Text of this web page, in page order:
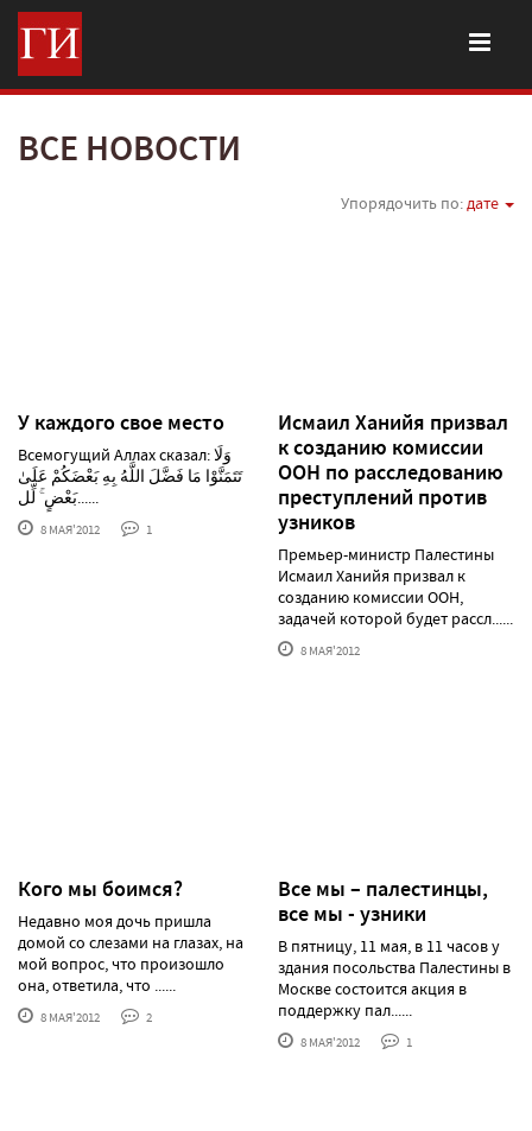
ВСЕ НОВОСТИ
Упорядочить по:дате
У каждого свое место
Всемогущий Аллах сказал: وَلَا
تَتَمَنَّوْا مَا فَضَّلَ اللَّهُ بِهِ بَعْضَكُمْ عَلَىٰ
بَعْضٍ ۚ لِّل......
8 МАЯ'2012 1
Исмаил Ханийя призвал
к созданию комиссии
ООН по расследованию
преступлений против
узников
Премьер-министр Палестины
Исмаил Ханийя призвал к
созданию комиссии ООН,
задачей которой будет рассл......
8 МАЯ'2012
Кого мы боимся?
Недавно моя дочь пришла
домой со слезами на глазах, на
мой вопрос, что произошло
она, ответила, что ......
8 МАЯ'2012 2
Все мы – палестинцы,
все мы - узники
В пятницу, 11 мая, в 11 часов у
здания посольства Палестины в
Москве состоится акция в
поддержку пал......
8 МАЯ'2012 1